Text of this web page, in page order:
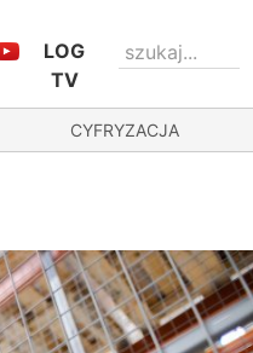
LOG
TV
CYFRYZACJA